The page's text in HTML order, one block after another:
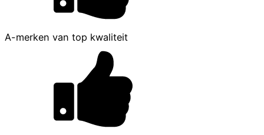
A-merken van top kwaliteit